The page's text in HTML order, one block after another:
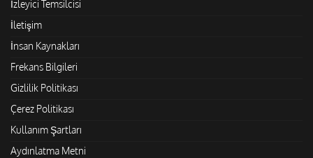
İzleyici Temsilcisi
İletişim
İnsan Kaynakları
Frekans Bilgileri
Gizlilik Politikası
Çerez Politikası
Kullanım Şartları
Aydınlatma Metni